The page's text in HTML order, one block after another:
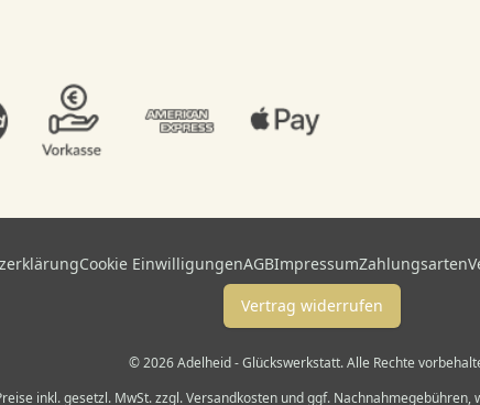
Cookie EinwilligungenAGBImpressumZahlungsarten
Vertrag widerrufen
© 2026 Adelheid - Glückswerkstatt. Alle Rechte
inkl. gesetzl. MwSt. zzgl. Versandkosten und ggf.